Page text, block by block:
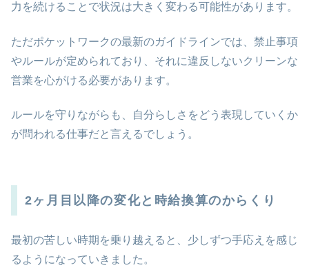
力を続けることで状況は大きく変わる可能性があります。
ただポケットワークの最新のガイドラインでは、禁止事項
やルールが定められており、それに違反しないクリーンな
営業を心がける必要があります。
ルールを守りながらも、自分らしさをどう表現していくか
が問われる仕事だと言えるでしょう。
2ヶ月目以降の変化と時給換算のからくり
最初の苦しい時期を乗り越えると、少しずつ手応えを感じ
るようになっていきました。